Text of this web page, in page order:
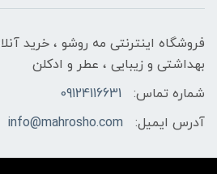
فروشگاه اینترنتی مه‌ رو‌شو ، خرید
بهداشتی و زیبایی ، عطر و ادکلن
شماره تماس:
09124116631
آدرس ایمیل:
info@mahrosho.com